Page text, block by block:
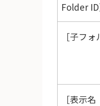
Folder
子フォ
表示名